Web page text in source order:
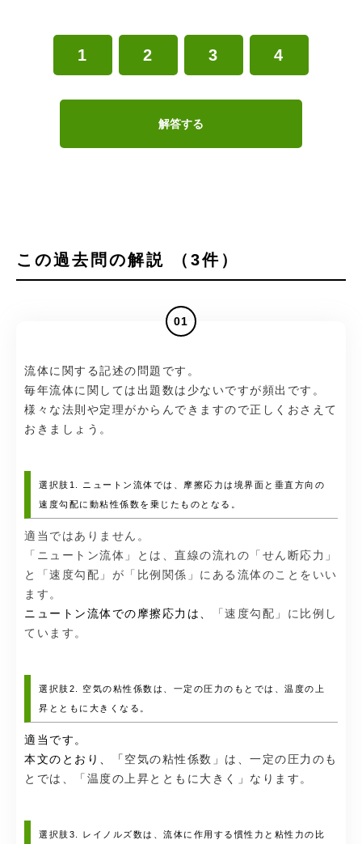
1 2 3 4
解答する
この過去問の解説 （3件）
01
流体に関する記述の問題です。
毎年流体に関しては出題数は少ないですが頻出です。
様々な法則や定理がからんできますので正しくおさえて
おきましょう。
選択肢1. ニュートン流体では、摩擦応力は境界面と垂直方向の
速度勾配に動粘性係数を乗じたものとなる。
適当ではありません。
「ニュートン流体」とは、直線の流れの「せん断応力」
と「速度勾配」が「比例関係」にある流体のことをいい
ます。
ニュートン流体での摩擦応力は、
「速度勾配」に比例し
ています。
選択肢2. 空気の粘性係数は、一定の圧力のもとでは、温度の上
昇とともに大きくなる。
適当です。
本文のとおり、「 空気の粘性係数」は、一定の圧力のも
とでは、「温度の上昇とともに大きく」なります。
選択肢3. レイノルズ数は、流体に作用する慣性力と粘性力の比